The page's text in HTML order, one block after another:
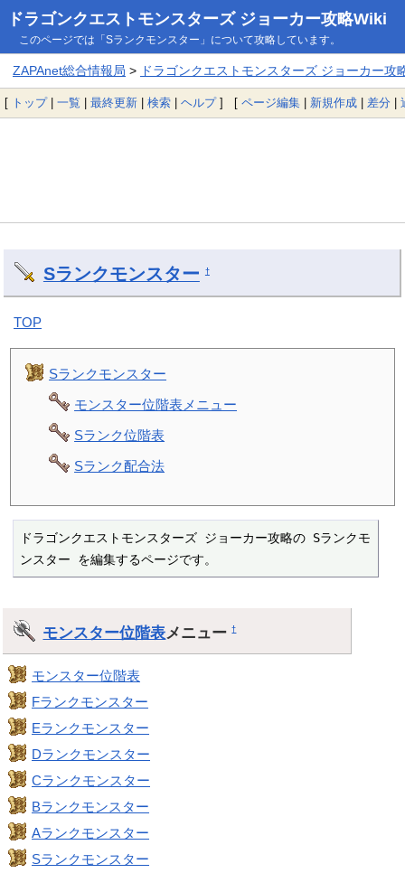
ドラゴンクエストモンスターズ ジョーカー攻略Wiki
このページでは「Sランクモンスター」について攻略しています。
ZAPAnet総合情報局 > ドラゴンクエストモンスターズ ジョーカー攻
[ トップ| 一覧 | 最終更新 | 検索 | ヘルプ] [ ページ編集 | 新規作成 | 差分 |
Sランクモンスター †
TOP
Sランクモンスター
モンスター位階表メニュー
Sランク位階表
Sランク配合法
ドラゴンクエストモンスターズ ジョーカー攻略の Sランクモ
ンスター を編集するページです。
モンスター位階表メニュー†
モンスター位階表
Fランクモンスター
Eランクモンスター
Dランクモンスター
Cランクモンスター
Bランクモンスター
Aランクモンスター
Sランクモンスター